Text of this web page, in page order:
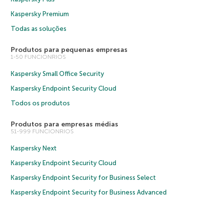
Kaspersky Premium
Todas as soluções
Produtos para pequenas empresas
1-50 FUNCIONRIOS
Kaspersky Small Office Security
Kaspersky Endpoint Security Cloud
Todos os produtos
Produtos para empresas médias
51-999 FUNCIONRIOS
Kaspersky Next
Kaspersky Endpoint Security Cloud
Kaspersky Endpoint Security for Business Select
Kaspersky Endpoint Security for Business Advanced